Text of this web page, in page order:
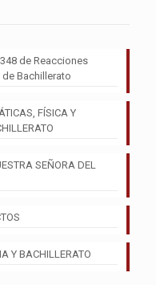
de Reacciones
Bachillerato
FÍSICA Y
SEÑORA DEL
Y BACHILLERATO